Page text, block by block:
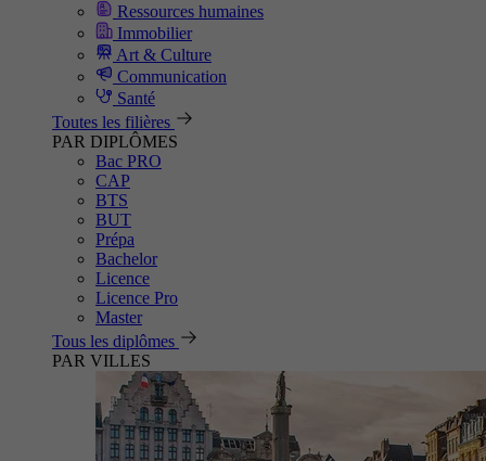
Ressources humaines
Immobilier
Art & Culture
Communication
Santé
Toutes les filières
PAR DIPLÔMES
Bac PRO
CAP
BTS
BUT
Prépa
Bachelor
Licence
Licence Pro
Master
Tous les diplômes
PAR VILLES